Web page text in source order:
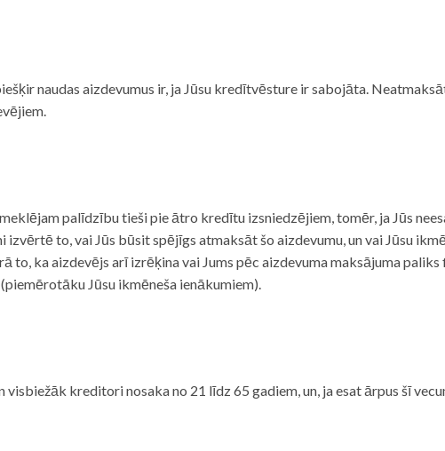
naudas aizdevumus ir, ja Jūsu kredītvēsture ir sabojāta.
palīdzību tieši pie ātro kredītu izsniedzējiem, tomēr, ja Jūs
to, vai Jūs būsit spējīgs atmaksāt šo aizdevumu, un vai Jūsu
to, ka aizdevējs arī izrēķina vai Jums pēc aizdevuma maksājuma
Jūsu ikmēneša ienākumiem).
kreditori nosaka no 21 līdz 65 gadiem, un, ja esat ārpus šī